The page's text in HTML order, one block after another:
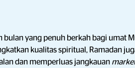
bulan yang penuh berkah bagi umat
kualitas spiritual, Ramadan
dan memperluas jangkauan